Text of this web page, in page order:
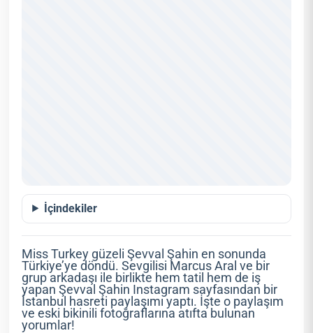
İçindekiler
Miss Turkey güzeli Şevval Şahin en sonunda
Türkiye’ye döndü. Sevgilisi Marcus Aral ve bir
grup arkadaşı ile birlikte hem tatil hem de iş
yapan Şevval Şahin Instagram sayfasından bir
İstanbul hasreti paylaşımı yaptı. İşte o paylaşım
ve eski bikinili fotoğraflarına atıfta bulunan
yorumlar!